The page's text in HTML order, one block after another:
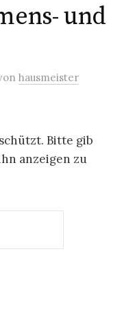
und
hausmeister
Bitte gib
anzeigen zu